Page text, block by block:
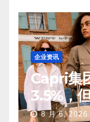
企业资讯
Capri集
3.5%，
Kors 在
8 月 6, 2026